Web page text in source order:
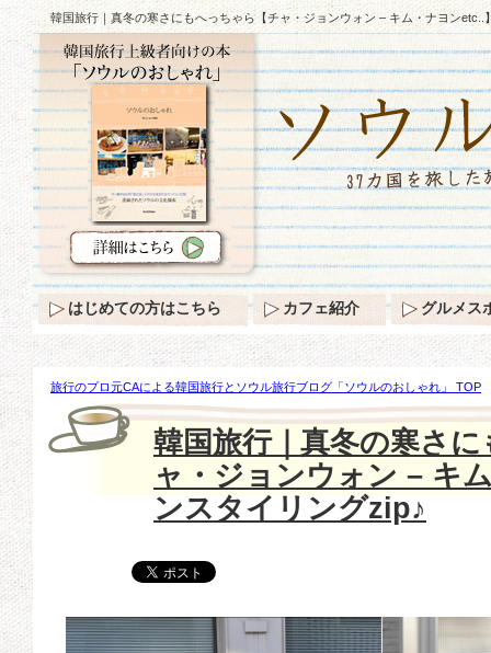
韓国旅行｜真冬の寒さにもへっちゃら【チャ・ジョンウォン – キム・ナヨンetc..
旅行のプロ元CAによる韓国旅行とソウル旅行ブログ「ソウルのおしゃれ」 TOP
さにもへっちゃら【チャ・ジョンウォン – キム・ナヨンetc..】ダウンスタイリン
韓国旅行｜真冬の寒さ
ャ・ジョンウォン – キ
ンスタイリングzip♪
はじめての方はこちら カフェ紹介 グルメス